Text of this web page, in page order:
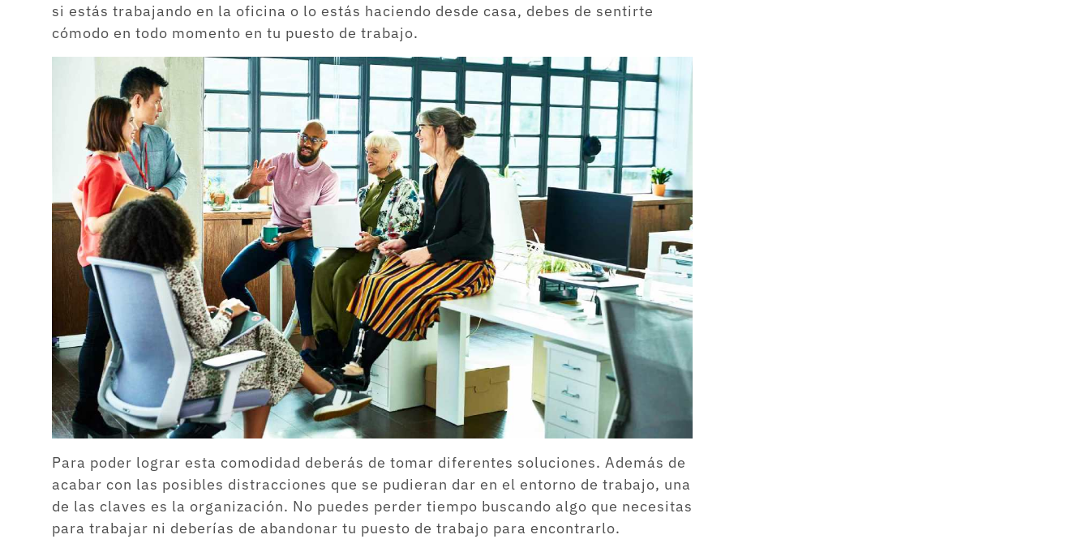
si estás trabajando en la oficina o lo estás haciendo desde casa, debes de sentirte
cómodo en todo momento en tu puesto de trabajo.
Para poder lograr esta comodidad deberás de tomar diferentes soluciones. Además de
acabar con las posibles distracciones que se pudieran dar en el entorno de trabajo, una
de las claves es la organización. No puedes perder tiempo buscando algo que necesitas
para trabajar ni deberías de abandonar tu puesto de trabajo para encontrarlo.